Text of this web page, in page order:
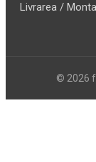
Livrarea /
© 2026